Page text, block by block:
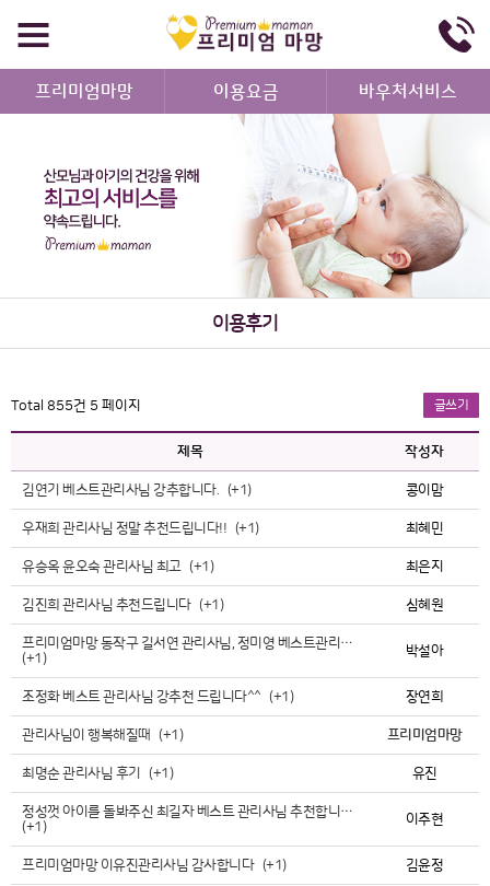
프리미엄마망 이용요금 바우처서비스
이용후기
Total 855건 5 페이지 글쓰기
제목 작성자
김연기 베스트관리사님 강추합니다. (+1) 콩이맘
우재희 관리사님 정말 추천드립니다!! (+1) 최혜민
유승옥 윤오숙 관리사님 최고 (+1) 최은지
김진희 관리사님 추천드립니다 (+1) 심혜원
프리미엄마망 동작구 길서연 관리사님, 정미영 베스트관리…
(+1)
박설아
조정화 베스트 관리사님 강추천 드립니다^^ (+1) 장연희
관리사님이 행복해질때 (+1) 프리미엄마망
최명순 관리사님 후기 (+1) 유진
정성껏 아이를 돌봐주신 최길자 베스트 관리사님 추천합니…
(+1)
이주현
프리미엄마망 이유진관리사님 감사합니다 (+1) 김윤정